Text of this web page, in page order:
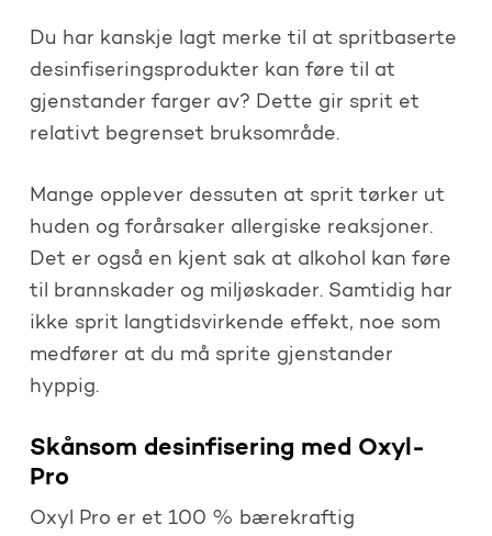
Du har kanskje lagt merke til at spritbaserte
desinfiseringsprodukter kan føre til at
gjenstander farger av? Dette gir sprit et
relativt begrenset bruksområde.
Mange opplever dessuten at sprit tørker ut
huden og forårsaker allergiske reaksjoner.
Det er også en kjent sak at alkohol kan føre
til brannskader og miljøskader. Samtidig har
ikke sprit langtidsvirkende effekt, noe som
medfører at du må sprite gjenstander
hyppig.
Skånsom desinfisering med Oxyl-
Pro
Oxyl Pro er et 100 % bærekraftig